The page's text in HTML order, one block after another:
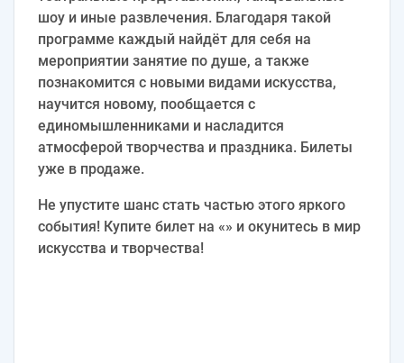
шоу и иные развлечения. Благодаря такой
программе каждый найдёт для себя на
мероприятии занятие по душе, а также
познакомится с новыми видами искусства,
научится новому, пообщается с
единомышленниками и насладится
атмосферой творчества и праздника. Билеты
уже в продаже.
Не упустите шанс стать частью этого яркого
события! Купите билет на «» и окунитесь в мир
искусства и творчества!